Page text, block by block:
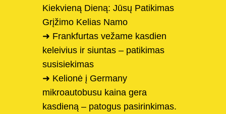
Kiekvieną Dieną: Jūsų Patikimas
Grįžimo Kelias Namo
➜ Frankfurtas vežame kasdien
keleivius ir siuntas – patikimas
susisiekimas
➜ Kelionė į Germany
mikroautobusu kaina gera
kasdieną – patogus pasirinkimas.